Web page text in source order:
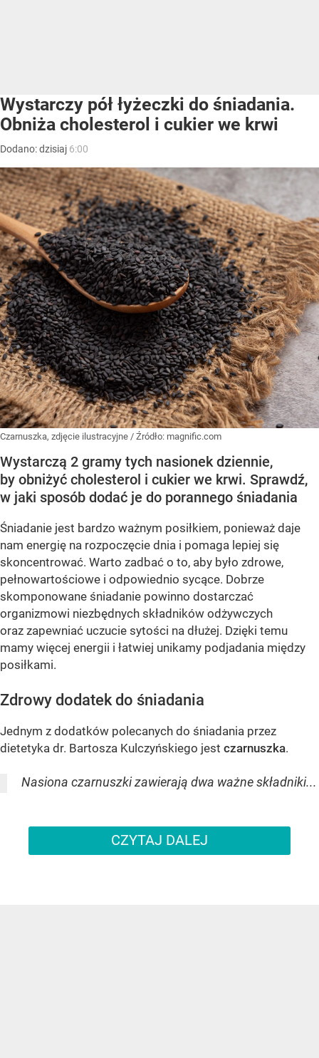
Wystarczy pół łyżeczki do śniadania.
Obniża cholesterol i cukier we krwi
Dodano:dzisiaj 6:00
Czarnuszka, zdjęcie ilustracyjne / Źródło: magnific.com
Wystarczą 2 gramy tych nasionek dziennie,
by obniżyć cholesterol i cukier we krwi. Sprawdź,
w jaki sposób dodać je do porannego śniadania
Śniadanie jest bardzo ważnym posiłkiem, ponieważ daje
nam energię na rozpoczęcie dnia i pomaga lepiej się
skoncentrować. Warto zadbać o to, aby było zdrowe,
pełnowartościowe i odpowiednio sycące. Dobrze
skomponowane śniadanie powinno dostarczać
organizmowi niezbędnych składników odżywczych
oraz zapewniać uczucie sytości na dłużej. Dzięki temu
mamy więcej energii i łatwiej unikamy podjadania między
posiłkami.
Zdrowy dodatek do śniadania
Jednym z dodatków polecanych do śniadania przez
dietetyka dr. Bartosza Kulczyńskiego jest czarnuszka.
Nasiona czarnuszki zawierają dwa ważne składniki...
CZYTAJ DALEJ